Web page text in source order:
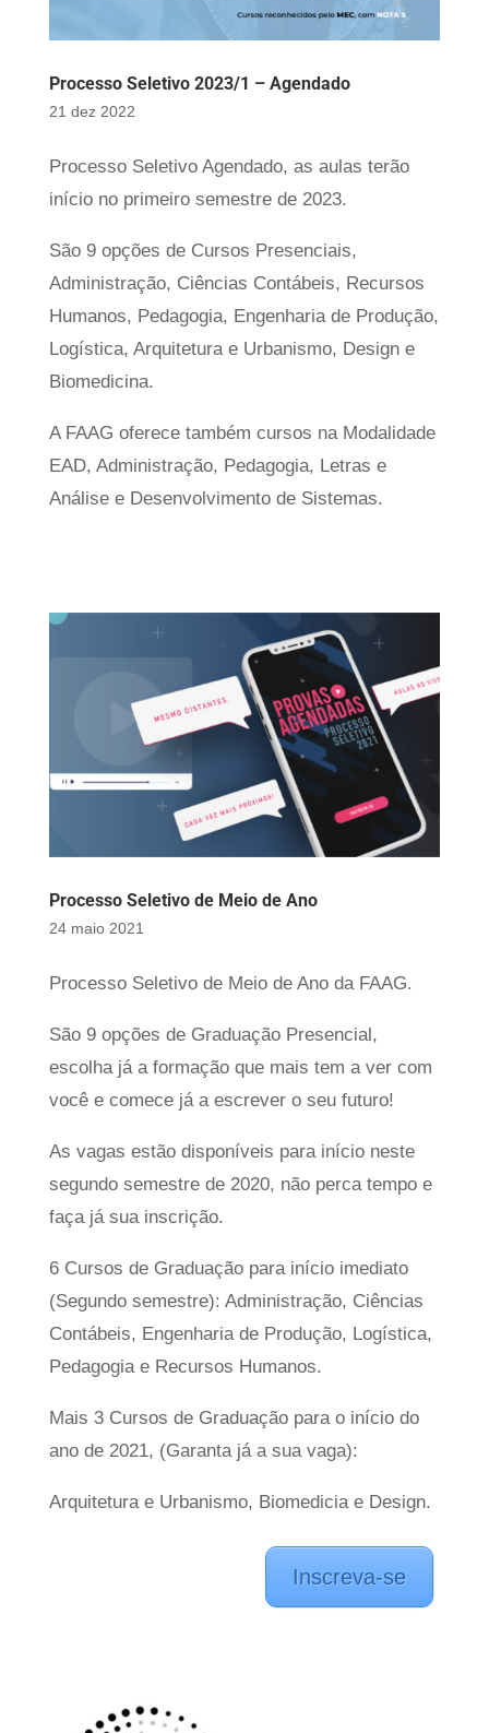
Processo Seletivo 2023/1 – Agendado
21 dez 2022
Processo Seletivo Agendado, as aulas terão
início no primeiro semestre de 2023.
São 9 opções de Cursos Presenciais,
Administração, Ciências Contábeis, Recursos
Humanos, Pedagogia, Engenharia de Produção,
Logística, Arquitetura e Urbanismo, Design e
Biomedicina.
A FAAG oferece também cursos na Modalidade
EAD, Administração, Pedagogia, Letras e
Análise e Desenvolvimento de Sistemas.
Processo Seletivo de Meio de Ano
24 maio 2021
Processo Seletivo de Meio de Ano da FAAG.
São 9 opções de Graduação Presencial,
escolha já a formação que mais tem a ver com
você e comece já a escrever o seu futuro!
As vagas estão disponíveis para início neste
segundo semestre de 2020, não perca tempo e
faça já sua inscrição.
6 Cursos de Graduação para início imediato
(Segundo semestre): Administração, Ciências
Contábeis, Engenharia de Produção, Logística,
Pedagogia e Recursos Humanos.
Mais 3 Cursos de Graduação para o início do
ano de 2021, (Garanta já a sua vaga):
Arquitetura e Urbanismo, Biomedicia e Design.
Inscreva-se